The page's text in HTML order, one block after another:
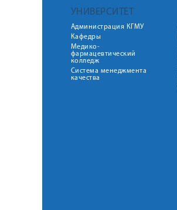
УНИВЕРСИТЕТ
Администрация КГМУ
Кафедры
Медико-
фармацевтический
колледж
Система менеджмента
качества